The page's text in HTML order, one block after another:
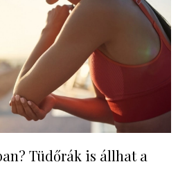
Tüdőrák is állhat a